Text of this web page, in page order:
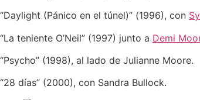
“Daylight (Pánico en el túnel)” (1996), con
“La teniente O’Neil” (1997) junto a Demi
“Psycho” (1998), al lado de Julianne Moore.
“28 días” (2000), con Sandra Bullock.